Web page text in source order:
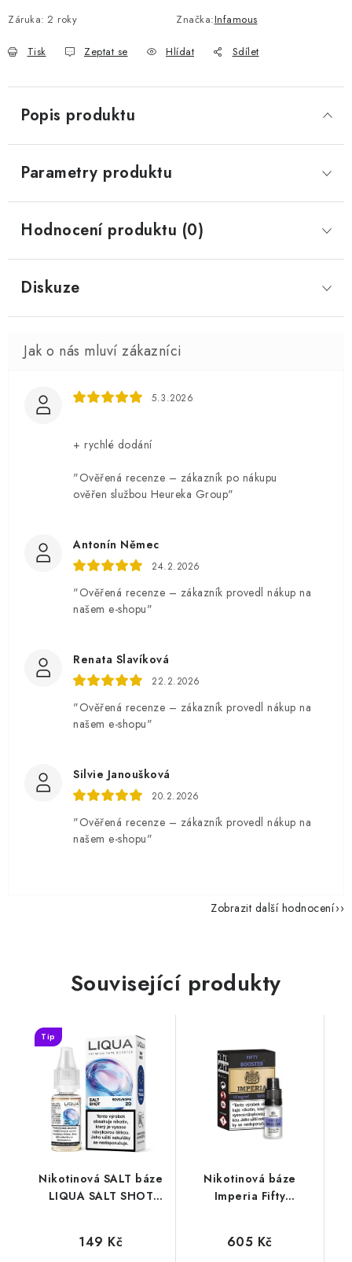
Záruka: 2 roky Značka:Infamous
Tisk Zeptat se Hlídat Sdílet
Popis produktu
Parametry produktu
Hodnocení produktu (0)
Diskuze
5.3.2026
+ rychlé dodání
"Ověřená recenze – zákazník po nákupu
ověřen službou Heureka Group"
Antonín Němec
24.2.2026
"Ověřená recenze – zákazník provedl nákup na
našem e-shopu"
Renata Slavíková
22.2.2026
"Ověřená recenze – zákazník provedl nákup na
našem e-shopu"
Silvie Janoušková
20.2.2026
"Ověřená recenze – zákazník provedl nákup na
našem e-shopu"
Zobrazit další hodnocení
Související produkty
Nikotinová SALT báze
LIQUA SALT SHOT
Tip
149 Kč
Nikotinová báze
Imperia Fifty
605 Kč